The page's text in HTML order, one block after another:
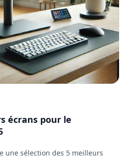
écrans pour le
une sélection des 5 meilleurs